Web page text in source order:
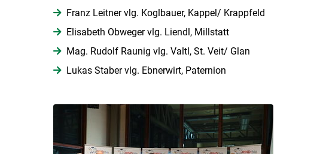
Franz Leitner vlg. Koglbauer, Kappel/ Krappfeld
Elisabeth Obweger vlg. Liendl, Millstatt
Mag. Rudolf Raunig vlg. Valtl, St. Veit/ Glan
Lukas Staber vlg. Ebnerwirt, Paternion